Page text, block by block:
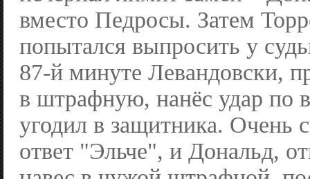
вместо Педросы. Затем
попытался выпросить у
87-й минуте Левандовски,
в штрафную, нанёс удар по
угодил в защитника. Очень
ответ "Эльче", и Дональд,